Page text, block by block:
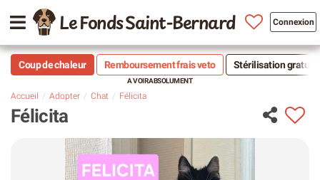
Le Fonds Saint-Bernard Connexion
Coup de chaleur Remboursement frais veto Stérilisation
Accueil Adopter Chat Félicita
Félicita